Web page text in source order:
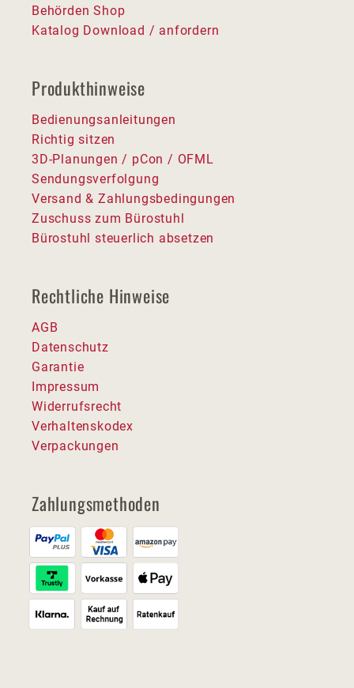
Behörden Shop
Katalog Download / anfordern
Produkthinweise
Bedienungsanleitungen
Richtig sitzen
3D-Planungen / pCon / OFML
Sendungsverfolgung
Versand & Zahlungsbedingungen
Zuschuss zum Bürostuhl
Bürostuhl steuerlich absetzen
Rechtliche Hinweise
AGB
Datenschutz
Garantie
Impressum
Widerrufsrecht
Verhaltenskodex
Verpackungen
Zahlungsmethoden